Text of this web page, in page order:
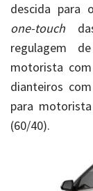
descida para
one-touch
regulagem
motorista
dianteiros
para
(60/40).